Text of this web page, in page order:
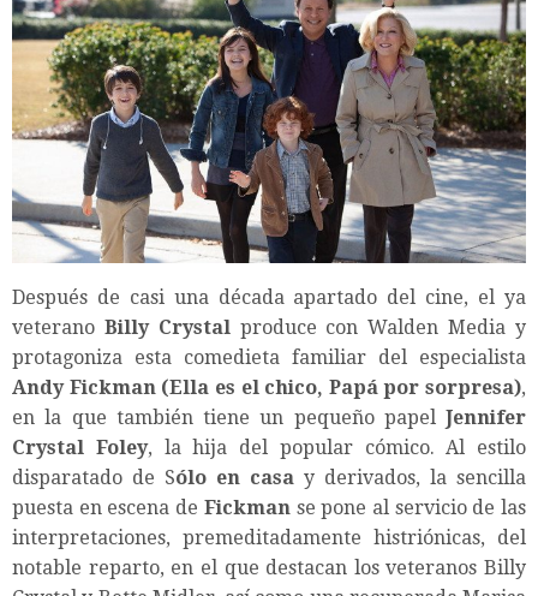
Después de casi una década apartado del cine, el ya
veterano Billy Crystal produce con Walden Media y
protagoniza esta comedieta familiar del especialista
Andy Fickman (Ella es el chico, Papá por sorpresa),
en la que también tiene un pequeño papel Jennifer
Crystal Foley, la hija del popular cómico. Al estilo
disparatado de Sólo en casa y derivados, la sencilla
puesta en escena de Fickman se pone al servicio de las
interpretaciones, premeditadamente histriónicas, del
notable reparto, en el que destacan los veteranos Billy